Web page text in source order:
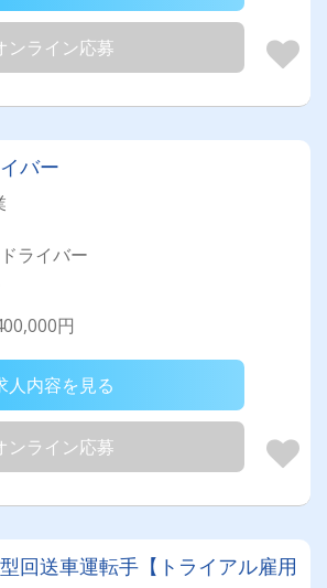
ンライン応募
バー
ライバー
円
人内容を見る
ンライン応募
回送車運転手【トライアル雇用